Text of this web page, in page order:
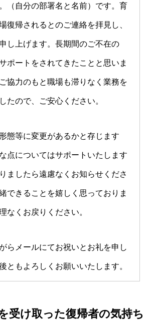
（自分の部署名と名前）です。育
復帰されるとのご連絡を拝見し、
し上げます。長期間のご不在の
ポートをされてきたことと思いま
協力のもと職場も滞りなく業務を
たので、ご安心ください。
態等に変更があるかと存じます
点についてはサポートいたします
ましたら遠慮なくお知らせくださ
できることを嬉しく思っておりま
なくお戻りください。
らメールにてお祝いとお礼を申し
ともよろしくお願いいたします。
受け取った復帰者の気持ち